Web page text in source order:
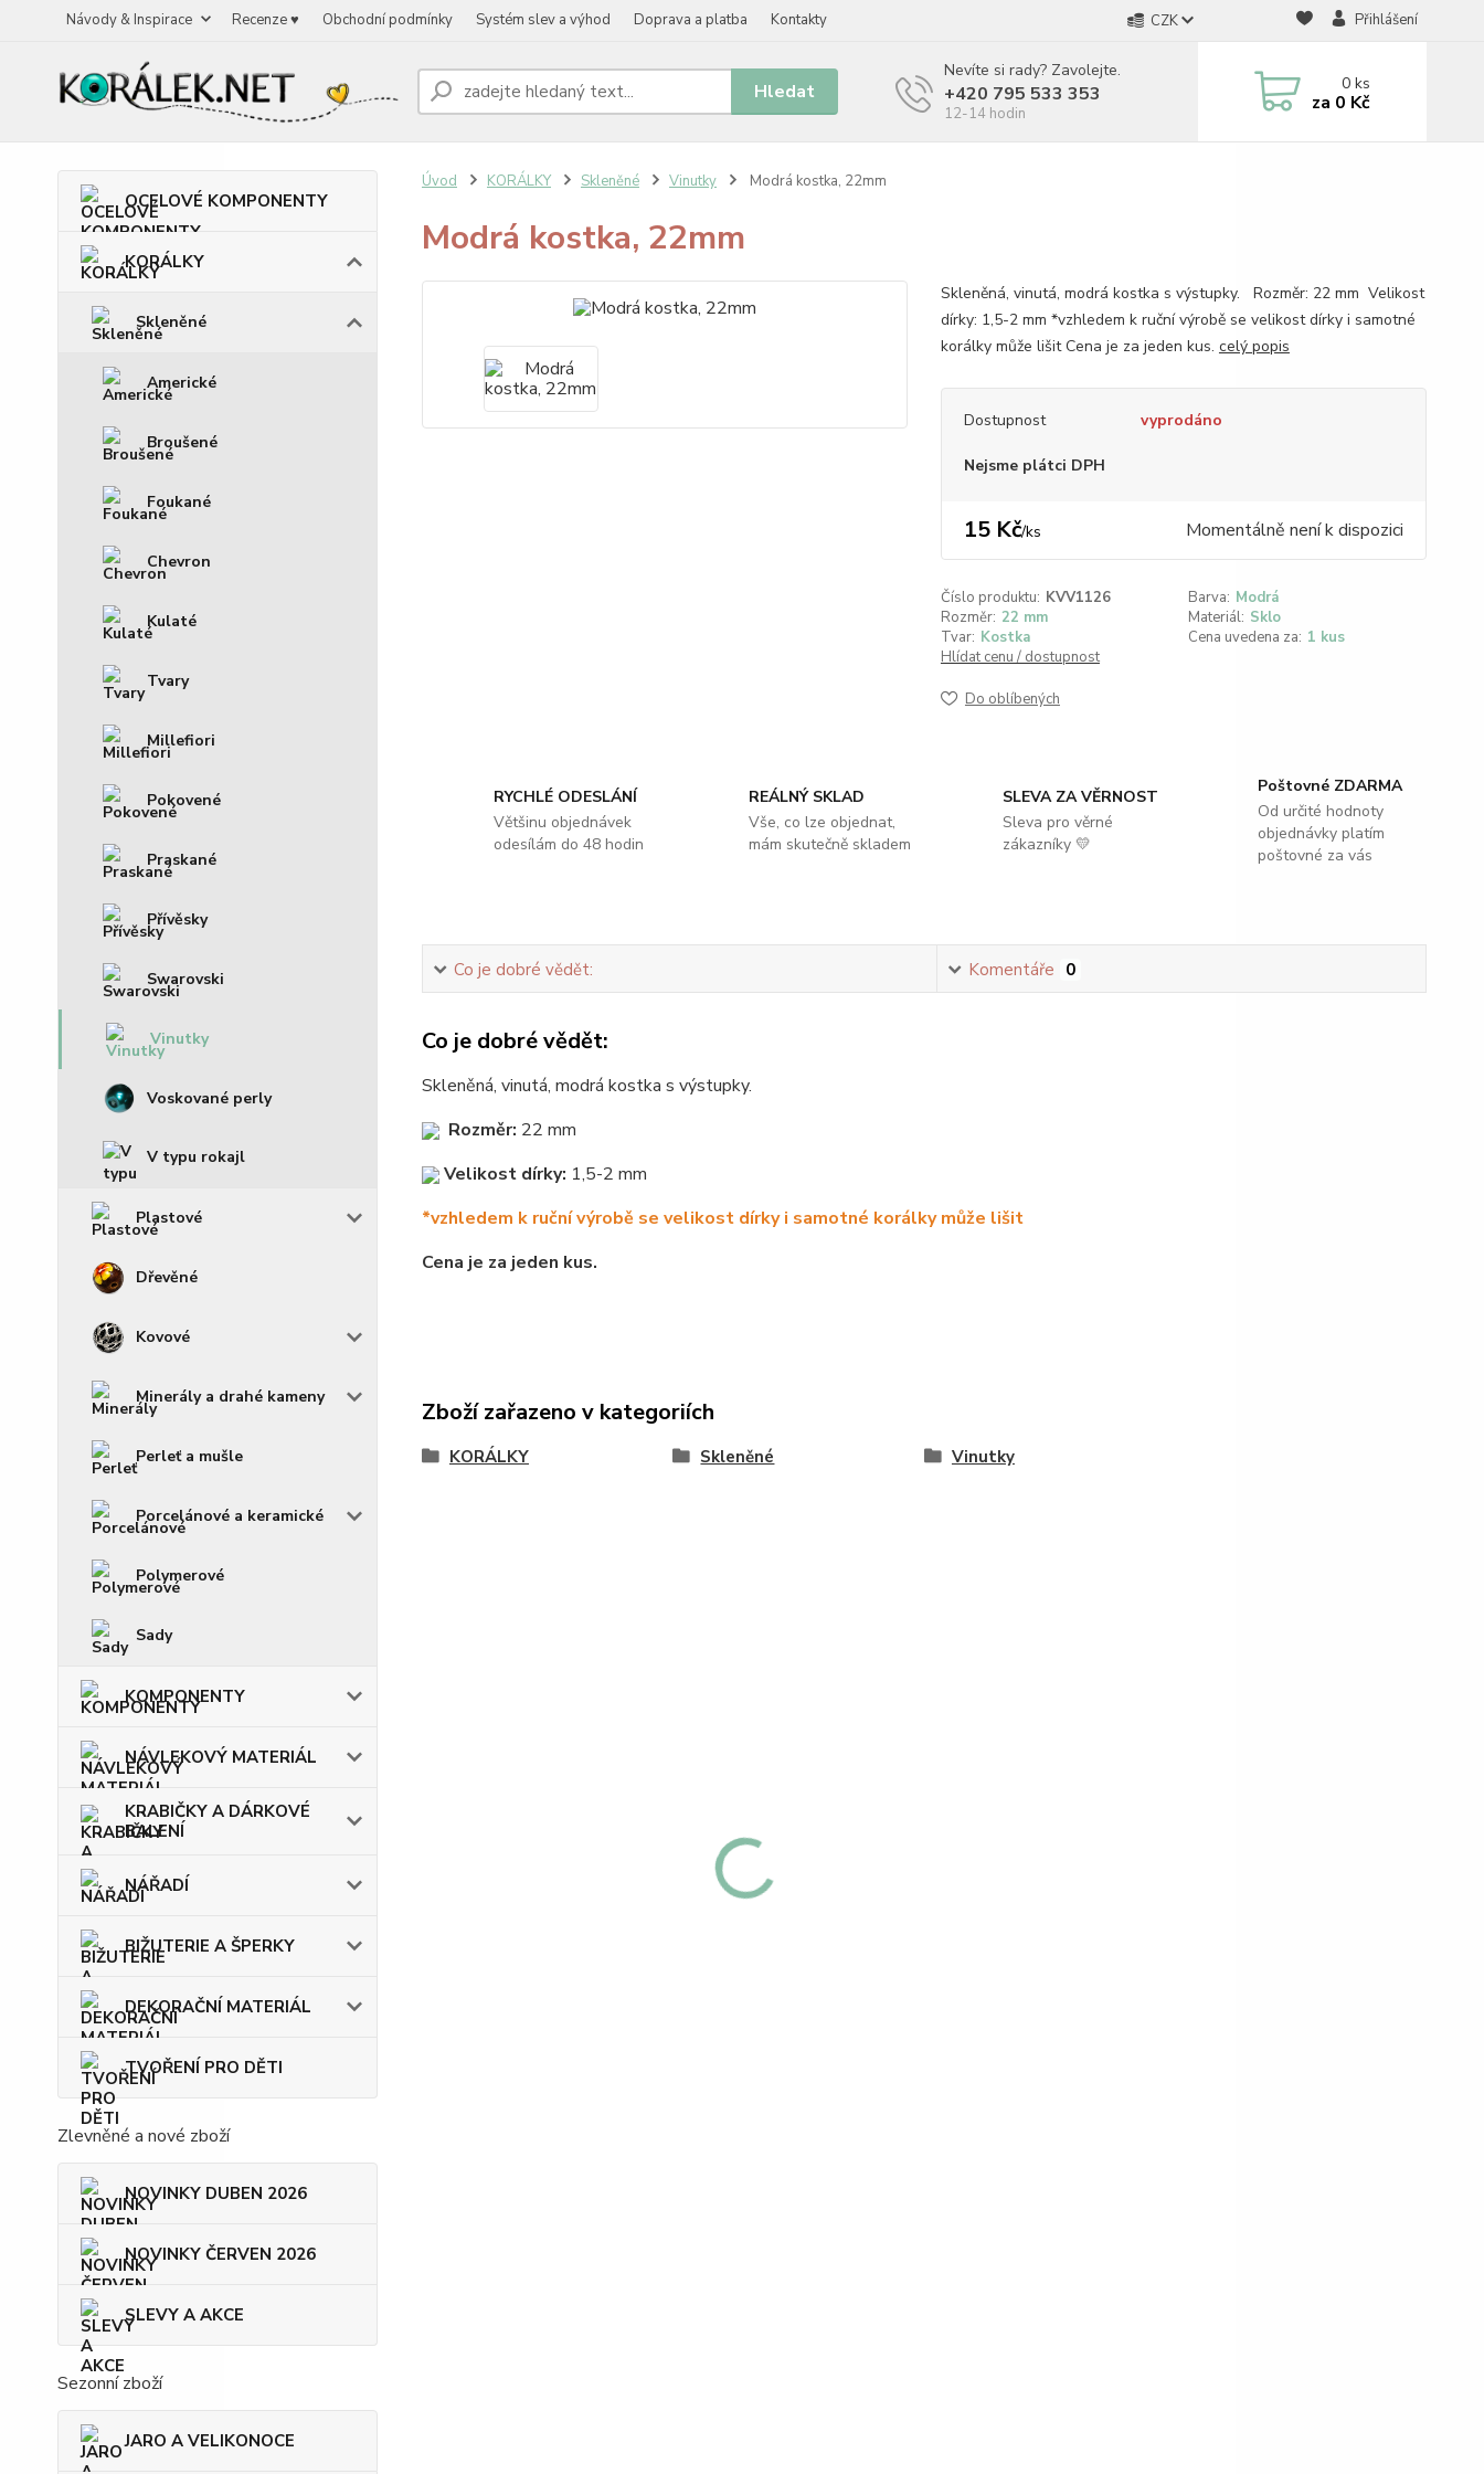
Návody & Inspirace Recenze ♥ Obchodní podmínky Systém slev a výhod Doprava a platba Kontakty CZK Přihlášení
Hledat
Nevíte si rady? Zavolejte.
+420 795 533 353
12-14 hodin
0ks
za 0 Kč
OCELOVÉ KOMPONENTY
KORÁLKY
Skleněné
Americké
Broušené
Foukané
Chevron
Kulaté
Tvary
Millefiori
Pokovené
Praskané
Přívěsky
Swarovski
Vinutky
Voskované perly
V typu rokajl
Plastové
Dřevěné
Kovové
Minerály a drahé kameny
Perleť a mušle
Porcelánové a keramické
Polymerové
Sady
KOMPONENTY
NÁVLEKOVÝ MATERIÁL
KRABIČKY A DÁRKOVÉ
BALENÍ
NÁŘADÍ
BIŽUTERIE A ŠPERKY
DEKORAČNÍ MATERIÁL
TVOŘENÍ PRO DĚTI
Zlevněné a nové zboží
NOVINKY DUBEN 2026
NOVINKY ČERVEN 2026
SLEVY A AKCE
Sezonní zboží
JARO A VELIKONOCE
Úvod KORÁLKY Skleněné Vinutky Modrá kostka, 22mm
Modrá kostka, 22mm
Skleněná, vinutá, modrá kostka s výstupky. Rozměr: 22 mm Velikost
dírky: 1,5-2 mm *vzhledem k ruční výrobě se velikost dírky i samotné
korálky může lišit Cena je za jeden kus. celý popis
Dostupnost vyprodáno
Nejsme plátci DPH
15 Kč/ks Momentálně není k dispozici
Číslo produktu: KVV1126 Barva: Modrá
Rozměr: 22 mm Materiál: Sklo
Tvar: Kostka Cena uvedena za: 1 kus
Hlídat cenu / dostupnost
Do oblíbených
RYCHLÉ ODESLÁNÍ
Většinu objednávek
odesílám do 48 hodin
REÁLNÝ SKLAD
Vše, co lze objednat,
mám skutečně skladem
SLEVA ZA VĚRNOST
Sleva pro věrné
zákazníky 💛
Poštovné ZDARMA
Od určité hodnoty
objednávky platím
poštovné za vás
Co je dobré vědět: Komentáře 0
Co je dobré vědět:
Skleněná, vinutá, modrá kostka s výstupky.
Rozměr: 22 mm
Velikost dírky: 1,5-2 mm
*vzhledem k ruční výrobě se velikost dírky i samotné korálky může lišit
Cena je za jeden kus.
Zboží zařazeno v kategoriích
KORÁLKY Skleněné Vinutky